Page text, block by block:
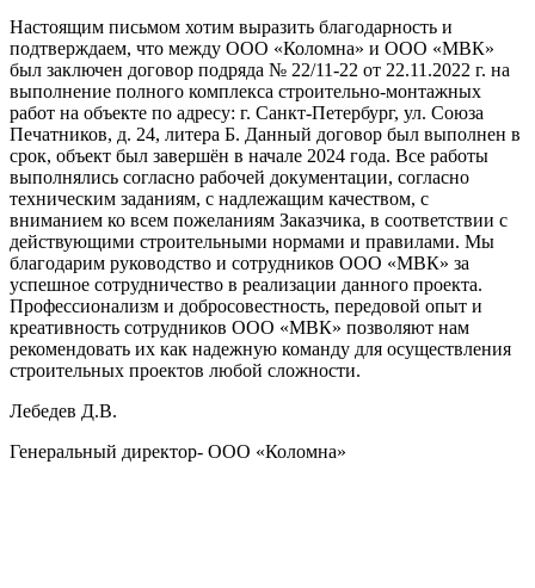
Настоящим письмом хотим выразить благодарность и
подтверждаем, что между ООО «Коломна» и ООО «МВК»
был заключен договор подряда № 22/11-22 от 22.11.2022 г. на
выполнение полного комплекса строительно-монтажных
работ на объекте по адресу: г. Санкт-Петербург, ул. Союза
Печатников, д. 24, литера Б. Данный договор был выполнен в
срок, объект был завершён в начале 2024 года. Все работы
выполнялись согласно рабочей документации, согласно
техническим заданиям, с надлежащим качеством, с
вниманием ко всем пожеланиям Заказчика, в соответствии с
действующими строительными нормами и правилами. Мы
благодарим руководство и сотрудников ООО «МВК» за
успешное сотрудничество в реализации данного проекта.
Профессионализм и добросовестность, передовой опыт и
креативность сотрудников ООО «МВК» позволяют нам
рекомендовать их как надежную команду для осуществления
строительных проектов любой сложности.
Лебедев Д.В.
Генеральный директор- ООО «Коломна»